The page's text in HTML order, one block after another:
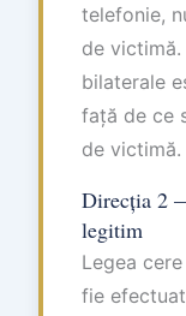
telefonie,
de
bilaterale
față de ce
de victimă.
Direcția 2
legitim
Legea
fie